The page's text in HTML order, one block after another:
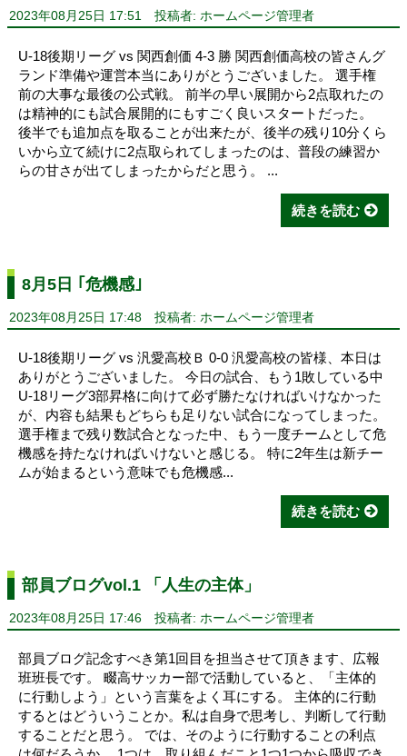
2023年08月25日 17:51 投稿者: ホームページ管理者
U-18後期リーグ vs 関西創価 4-3 勝 関西創価高校の皆さんグ
ランド準備や運営本当にありがとうございました。 選手権
前の大事な最後の公式戦。 前半の早い展開から2点取れたの
は精神的にも試合展開的にもすごく良いスタートだった。
後半でも追加点を取ることが出来たが、後半の残り10分くら
いから立て続けに2点取られてしまったのは、普段の練習か
らの甘さが出てしまったからだと思う。 ...
続きを読む
8月5日 ｢危機感｣
2023年08月25日 17:48 投稿者: ホームページ管理者
U-18後期リーグ vs 汎愛高校Ｂ 0-0 汎愛高校の皆様、本日は
ありがとうございました。 今日の試合、もう1敗している中
U-18リーグ3部昇格に向けて必ず勝たなければいけなかった
が、内容も結果もどちらも足りない試合になってしまった。
選手権まで残り数試合となった中、もう一度チームとして危
機感を持たなければいけないと感じる。 特に2年生は新チー
ムが始まるという意味でも危機感...
続きを読む
部員ブログvol.1 「人生の主体」
2023年08月25日 17:46 投稿者: ホームページ管理者
部員ブログ記念すべき第1回目を担当させて頂きます、広報
班班長です。 畷高サッカー部で活動していると、「主体的
に行動しよう」という言葉をよく耳にする。 主体的に行動
するとはどういうことか。私は自身で思考し、判断して行動
することだと思う。 では、そのように行動することの利点